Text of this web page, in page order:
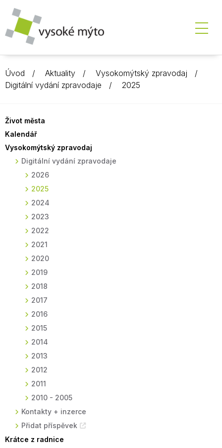
Úvod Aktuality
Vysokomýtský zpravodaj
Digitální vydání zpravodaje
2025
Život města
Kalendář
Vysokomýtský zpravodaj
Digitální vydání zpravodaje
2026
2025
2024
2023
2022
2021
2020
2019
2018
2017
2016
2015
2014
2013
2012
2011
2010 - 2005
Kontakty + inzerce
Přidat příspěvek
Krátce z radnice